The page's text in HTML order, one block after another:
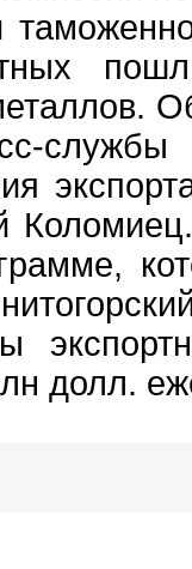
службы
долл.